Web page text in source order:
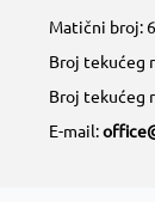
Matični broj:
Broj tekućeg
Broj tekućeg
E-mail: